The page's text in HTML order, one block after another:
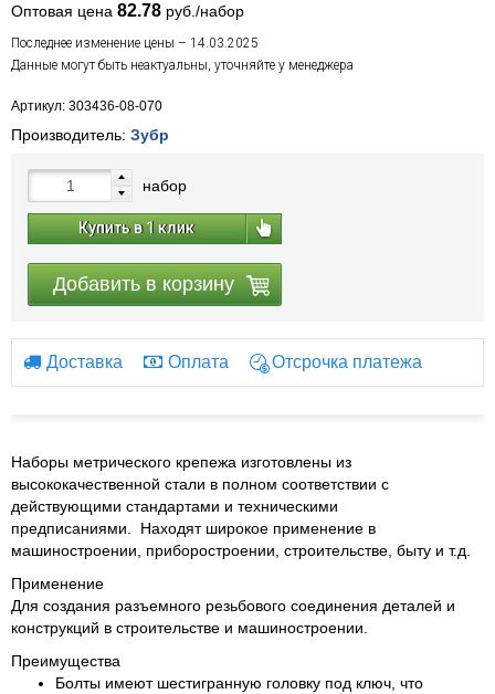
Оптовая цена 82.78 руб./набор
Последнее изменение цены – 14.03.2025
Данные могут быть неактуальны, уточняйте у менеджера
Артикул: 303436-08-070
Производитель: Зубр
набор
Купить в 1 клик
Добавить в корзину
Доставка Оплата Отсрочка платежа
Наборы метрического крепежа изготовлены из
высококачественной стали в полном соответствии с
действующими стандартами и техническими
предписаниями. Находят широкое применение в
машиностроении, приборостроении, строительстве, быту и т.д.
Применение
Для создания разъемного резьбового соединения деталей и
конструкций в строительстве и машиностроении.
Преимущества
Болты имеют шестигранную головку под ключ, что